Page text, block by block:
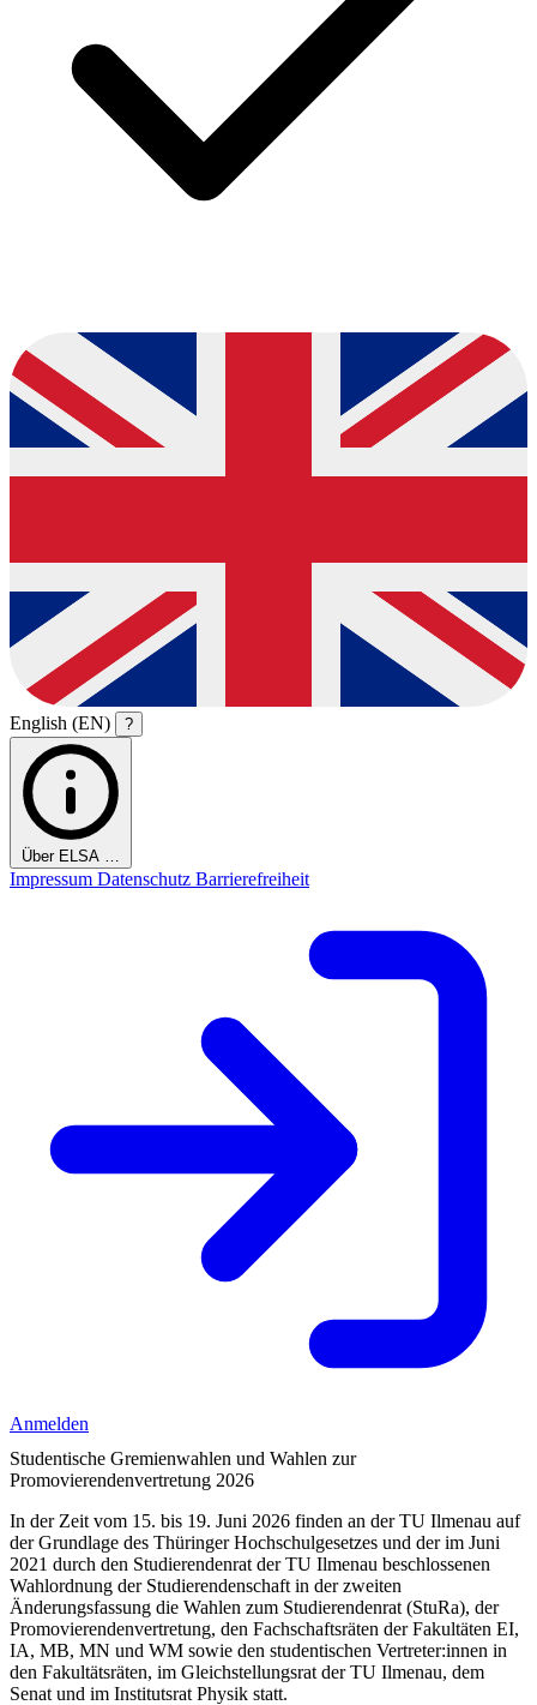
English (EN) ?
Über ELSA …
Impressum Datenschutz Barrierefreiheit
Anmelden
Studentische Gremienwahlen und Wahlen zur
Promovierendenvertretung 2026
In der Zeit vom 15. bis 19. Juni 2026 finden an der TU Ilmenau auf
der Grundlage des Thüringer Hochschulgesetzes und der im Juni
2021 durch den Studierendenrat der TU Ilmenau beschlossenen
Wahlordnung der Studierendenschaft in der zweiten
Änderungsfassung die Wahlen zum Studierendenrat (StuRa), der
Promovierendenvertretung, den Fachschaftsräten der Fakultäten EI,
IA, MB, MN und WM sowie den studentischen Vertreter:innen in
den Fakultätsräten, im Gleichstellungsrat der TU Ilmenau, dem
Senat und im Institutsrat Physik statt.